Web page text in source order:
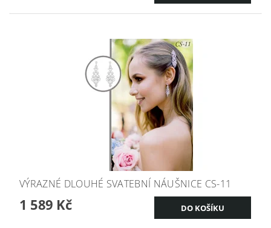
VÝRAZNÉ DLOUHÉ SVATEBNÍ NÁUŠNICE CS-11
1 589 Kč